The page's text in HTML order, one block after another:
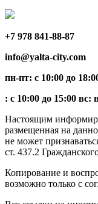
+7 978 841-88-87
info@yalta-city.com
пн-пт: с 10:00 до
: с 10:00 до 15:00 вс:
Настоящим
размещенная на
не может
ст. 437.2
Копирование и
возможно только с